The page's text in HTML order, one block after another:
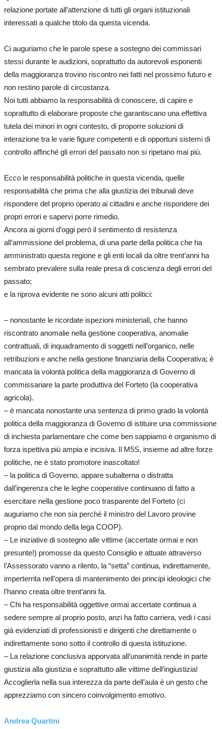
relazione portate all’attenzione di tutti gli organi istituzionali
interessati a qualche titolo da questa vicenda.
Ci auguriamo che le parole spese a sostegno dei commissari
stessi durante le audizioni, soprattutto da autorevoli esponenti
della maggioranza trovino riscontro nei fatti nel prossimo futuro e
non restino parole di circostanza.
Noi tutti abbiamo la responsabilità di conoscere, di capire e
soprattutto di elaborare proposte che garantiscano una effettiva
tutela dei minori in ogni contesto, di proporre soluzioni di
interazione tra le varie figure competenti e di opportuni sistemi di
controllo affinché gli errori del passato non si ripetano mai più.
Ecco le responsabilità politiche in questa vicenda, quelle
responsabilità che prima che alla giustizia dei tribunali deve
rispondere del proprio operato ai cittadini e anche rispondere dei
propri errori e sapervi porre rimedio.
Ancora ai giorni d’oggi però il sentimento di resistenza
all’ammissione del problema, di una parte della politica che ha
amministrato questa regione e gli enti locali da oltre trent’anni ha
sembrato prevalere sulla reale presa di coscienza degli errori del
passato;
e la riprova evidente ne sono alcuni atti politici:
– nonostante le ricordate ispezioni ministeriali, che hanno
riscontrato anomalie nella gestione cooperativa, anomalie
contrattuali, di inquadramento di soggetti nell’organico, nelle
retribuzioni e anche nella gestione finanziaria della Cooperativa; è
mancata la volontà politica della maggioranza di Governo di
commissariare la parte produttiva del Forteto (la cooperativa
agricola).
– è mancata nonostante una sentenza di primo grado la volontà
politica della maggioranza di Governo di istituire una commissione
di inchiesta parlamentare che come ben sappiamo è organismo di
forza ispettiva più ampia e incisiva. Il M5S, insieme ad altre forze
politiche, ne è stato promotore inascoltato!
– la politica di Governo, appare subalterna o distratta
dall’ingerenza che le leghe cooperative continuano di fatto a
esercitare nella gestione poco trasparente del Forteto (ci
auguriamo che non sia perché il ministro del Lavoro provine
proprio dal mondo della lega COOP).
– Le iniziative di sostegno alle vittime (accertate ormai e non
presunte!) promosse da questo Consiglio e attuate attraverso
l’Assessorato vanno a rilento, la “setta” continua, indirettamente,
imperterrita nell’opera di mantenimento dei principi ideologici che
l’hanno creata oltre trent’anni fa.
– Chi ha responsabilità oggettive ormai accertate continua a
sedere sempre al proprio posto, anzi ha fatto carriera, vedi i casi
già evidenziati di professionisti e dirigenti che direttamente o
indirettamente sono sotto il controllo di questa istituzione.
– La relazione conclusiva apporvata all’unanimità rende in parte
giustizia alla giustizia e soprattutto alle vittime dell’ingiustizia!
Accoglierla nella sua interezza da parte dell’aula è un gesto che
apprezziamo con sincero coinvolgimento emotivo.
Andrea Quartini​